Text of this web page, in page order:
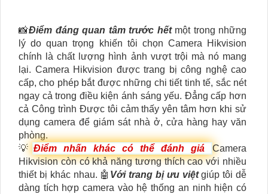
📸Điểm đáng quan tâm trước hếtmột trong những
lý do quan trọng khiến tôi chọn Camera Hikvision
chính là chất lượng hình ảnh vượt trội mà nó mang
lại. Camera Hikvision được trang bị công nghệ cao
cấp, cho phép bắt được những chi tiết tinh tế, sắc nét
ngay cả trong điều kiện ánh sáng yếu. Đẳng cấp hơn
cả Công trình Được tôi cảm thấy yên tâm hơn khi sử
dụng camera để giám sát nhà ở, cửa hàng hay văn
phòng.
💡 Điểm nhấn khác có thể đánh giá
Camera
Hikvision còn có khả năng tương thích cao với nhiều
thiết bị khác nhau. 🤖️ Với trang bị ưu việtgiúp tôi dễ
dàng tích hợp camera vào hệ thống an ninh hiện có